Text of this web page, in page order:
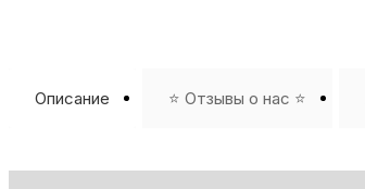
Описание ⭐️ Отзывы о нас ⭐️